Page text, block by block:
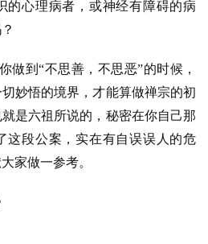
的心理病者，或神经有障碍的病
做到 “不思善，不思恶”的时候，
妙悟的境界，才能算做禅宗的初
是六祖所说的，秘密在你自己那
这段公案，实在有自误误人的危
家做一参考。